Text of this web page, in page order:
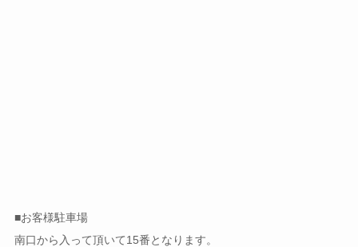
■お客様駐車場
南口から入って頂いて15番となります。